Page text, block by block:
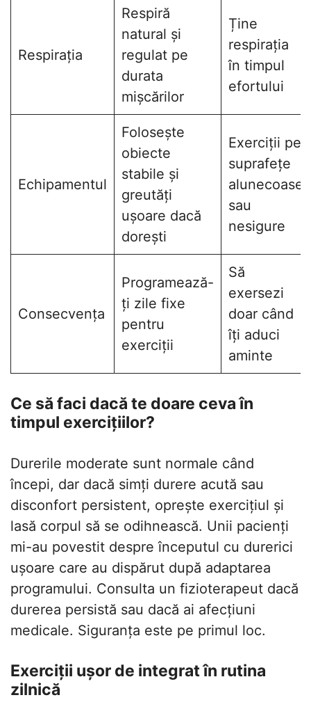
Respirația
Respiră
natural și
regulat pe
durata
mișcărilor
Ține
respirația
în timpul
efortului
Echipamentul
Folosește
obiecte
stabile și
greutăți
ușoare dacă
dorești
Exerciții pe
suprafețe
alunecoase
sau
nesigure
Consecvența
Programează-
ți zile fixe
pentru
exerciții
Să
exersezi
doar când
îți aduci
aminte
Ce să faci dacă te doare ceva în
timpul exercițiilor?
Durerile moderate sunt normale când
începi, dar dacă simți durere acută sau
disconfort persistent, oprește exercițiul și
lasă corpul să se odihnească. Unii pacienți
mi-au povestit despre începutul cu durerici
ușoare care au dispărut după adaptarea
programului. Consulta un fizioterapeut dacă
durerea persistă sau dacă ai afecțiuni
medicale. Siguranța este pe primul loc.
Exerciții ușor de integrat în rutina
zilnică